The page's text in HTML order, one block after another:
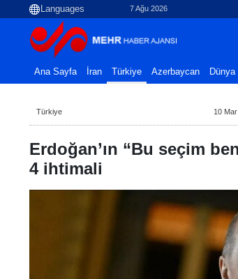
7 Ağu 2026
Ana Sayfa İran Türkiye Azerbaycan Dünya
Türkiye 10
Erdoğan’ın “Bu seçim
4 ihtimali